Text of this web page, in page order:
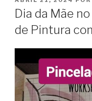
EM
Dia da Mãe
de Pintura